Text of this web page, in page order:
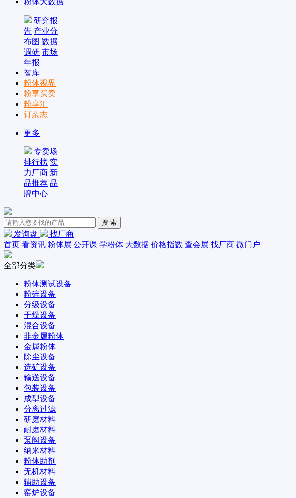
粉体大数据
研究报
告 产业分
布图 数据
调研 市场
年报
智库
粉体视界
粉享买卖
粉享汇
订杂志
更多
专卖场
排行榜 实
力厂商 新
品推荐 品
牌中心
发询盘
找厂商
首页 看资讯 粉体展 公开课 学粉体 大数据 价格指数 查会展 找厂商 微门户
全部分类
粉体测试设备
粉碎设备
分级设备
干燥设备
混合设备
非金属粉体
金属粉体
除尘设备
选矿设备
输送设备
包装设备
成型设备
分离过滤
研磨材料
耐磨材料
泵阀设备
纳米材料
粉体助剂
无机材料
辅助设备
窑炉设备